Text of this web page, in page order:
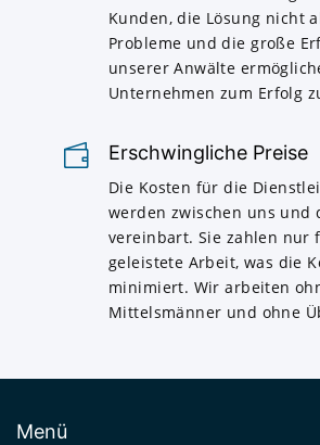
Kunden, die Lösung nicht
Probleme und die große
unserer Anwälte
Unternehmen zum Erfolg
Erschwingliche Preise
Die Kosten für die
werden zwischen uns und
vereinbart. Sie zahlen nur
geleistete Arbeit, was die
minimiert. Wir arbeiten
Mittelsmänner und ohne
Menü